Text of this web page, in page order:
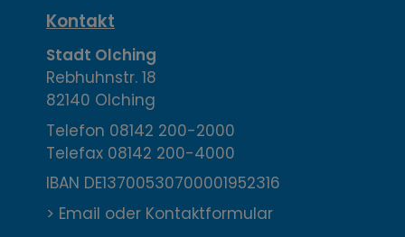
K
o
n
t
a
k
Kontakt
Stadt Olching
Rebhuhnstr. 18
82140 Olching
Telefon 08142 200-2000
Telefax 08142 200-4000
IBAN DE13700530700001952316
> Email oder Kontaktformular